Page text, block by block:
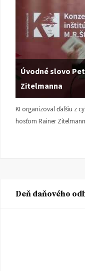
Úvodné slovo
Zitelmanna
KI organizoval ďalšiu z
hosťom Rainer
Deň daňového